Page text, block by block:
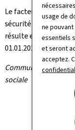
usage de
ne
essentiels
et seront
acceptez.
Le facteur de
sécurité sociale se
résulte en une
01.01.2026.
Communiqué par le
sociale